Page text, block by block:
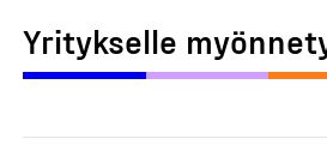
Yritykselle